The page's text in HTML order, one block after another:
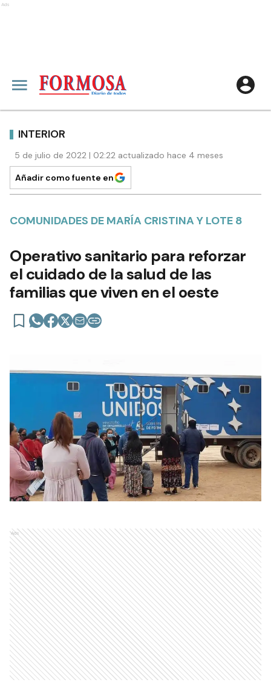
Ads
INTERIOR
5 de julio de 2022 | 02:22 actualizado hace 4 meses
Añadir como fuente en
COMUNIDADES DE MARÍA CRISTINA Y LOTE 8
Operativo sanitario para reforzar
el cuidado de la salud de las
familias que viven en el oeste
Ads